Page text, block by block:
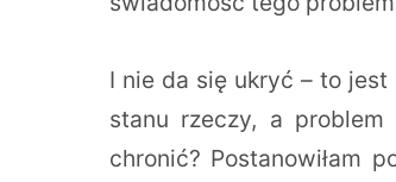
I nie da się ukryć – to
stanu rzeczy, a
chronić? Postanowiłam